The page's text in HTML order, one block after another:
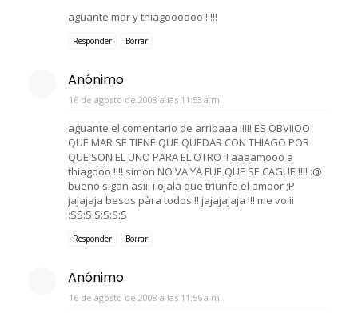
aguante mar y thiagoooooo !!!!!
Responder Borrar
Anónimo
16 de agosto de 2008 a las 11:53 a.m.
aguante el comentario de arribaaa !!!!! ES OBVIIOO
QUE MAR SE TIENE QUE QUEDAR CON THIAGO POR
QUE SON EL UNO PARA EL OTRO !! aaaamooo a
thiagooo !!!! simon NO VA YA FUE QUE SE CAGUE !!!! :@
bueno sigan asiii i ojala que triunfe el amoor ;P
jajajaja besos pàra todos !! jajajajaja !!! me voiii
:SS:S:S:S:S:S
Responder Borrar
Anónimo
16 de agosto de 2008 a las 11:56 a.m.